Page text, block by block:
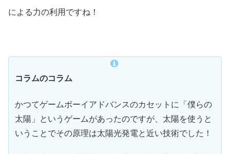
による力の利用ですね！
コラムのコラム
かつてゲームボーイアドバンスのカセットに「僕らの
太陽」というゲームがあったのですが、太陽を使うと
いうことでその原理は太陽光発電と近い技術でした！